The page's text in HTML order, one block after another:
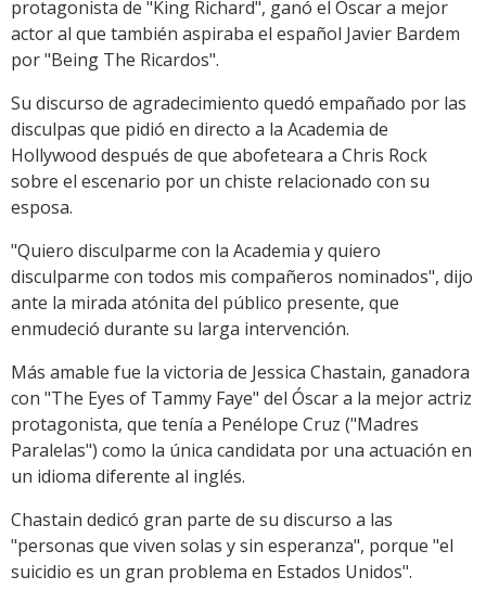
protagonista de "King Richard", ganó el Óscar a mejor
actor al que también aspiraba el español Javier Bardem
por "Being The Ricardos".
Su discurso de agradecimiento quedó empañado por las
disculpas que pidió en directo a la Academia de
Hollywood después de que abofeteara a Chris Rock
sobre el escenario por un chiste relacionado con su
esposa.
"Quiero disculparme con la Academia y quiero
disculparme con todos mis compañeros nominados", dijo
ante la mirada atónita del público presente, que
enmudeció durante su larga intervención.
Más amable fue la victoria de Jessica Chastain, ganadora
con "The Eyes of Tammy Faye" del Óscar a la mejor actriz
protagonista, que tenía a Penélope Cruz ("Madres
Paralelas") como la única candidata por una actuación en
un idioma diferente al inglés.
Chastain dedicó gran parte de su discurso a las
"personas que viven solas y sin esperanza", porque "el
suicidio es un gran problema en Estados Unidos".